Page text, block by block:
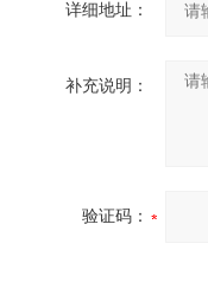
详细地址：
补充说明：
验证码：